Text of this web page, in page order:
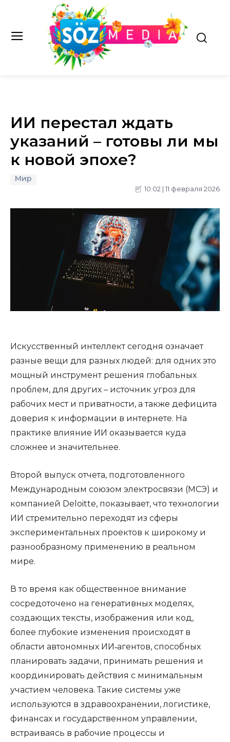
ИИ перестал ждать
указаний – готовы ли мы
к новой эпохе?
Мир
10:02 | 11 февраля 2026
Искусственный интеллект сегодня означает
разные вещи для разных людей: для одних это
мощный инструмент решения глобальных
проблем, для других – источник угроз для
рабочих мест и приватности, а также дефицита
доверия к информации в интернете. На
практике влияние ИИ оказывается куда
сложнее и значительнее.
Второй выпуск отчета, подготовленного
Международным союзом электросвязи (МСЭ) и
компанией Deloitte, показывает, что технологии
ИИ стремительно переходят из сферы
экспериментальных проектов к широкому и
разнообразному применению в реальном
мире.
В то время как общественное внимание
сосредоточено на генеративных моделях,
создающих тексты, изображения или код,
более глубокие изменения происходят в
области автономных ИИ‑агентов, способных
планировать задачи, принимать решения и
координировать действия с минимальным
участием человека. Такие системы уже
используются в здравоохранении, логистике,
финансах и государственном управлении,
встраиваясь в рабочие процессы и